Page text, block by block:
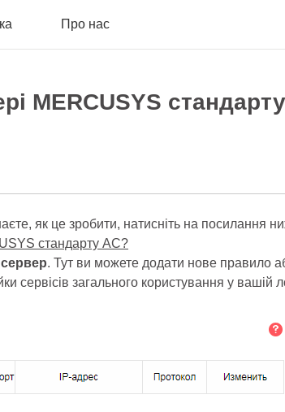
Про нас
MERCUSYS
як це зробити, натисніть на посилання
стандарту АС?
. Тут ви можете додати нове правило
сервісів загального користування у вашій